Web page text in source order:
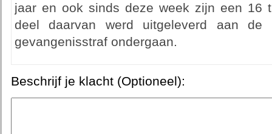
jaar en ook sinds deze week zijn een 16
deel daarvan werd uitgeleverd aan
gevangenisstraf ondergaan.
Beschrijf je klacht (Optioneel):